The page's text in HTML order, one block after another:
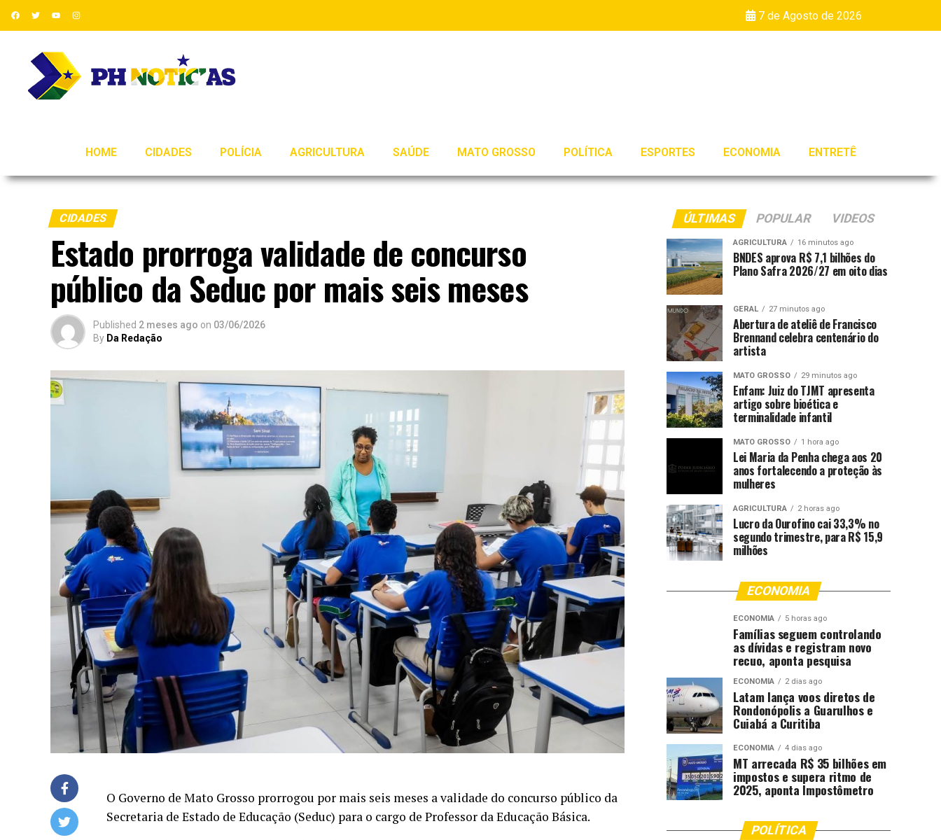
7 de Agosto de 2026
HOME CIDADES POLÍCIA AGRICULTURA SAÚDE MATO GROSSO POLÍTICA ESPORTES ECONOMIA ENTRETÊ
CIDADES
Estado prorroga validade de concurso
público da Seduc por mais seis meses
Published 2 meses ago on 03/06/2026
By Da Redação
O Governo de Mato Grosso prorrogou por mais seis meses a validade do concurso público da
Secretaria de Estado de Educação (Seduc) para o cargo de Professor da Educação Básica.
ÚLTIMAS POPULAR VIDEOS
AGRICULTURA 16 minutos ago
BNDES aprova R$ 7,1 bilhões do
Plano Safra 2026/27 em oito dias
GERAL 27 minutos ago
Abertura de ateliê de Francisco
Brennand celebra centenário do
artista
MATO GROSSO 29 minutos ago
Enfam: Juiz do TJMT apresenta
artigo sobre bioética e
terminalidade infantil
MATO GROSSO 1 hora ago
Lei Maria da Penha chega aos 20
anos fortalecendo a proteção às
mulheres
AGRICULTURA 2 horas ago
Lucro da Ourofino cai 33,3% no
segundo trimestre, para R$ 15,9
milhões
ECONOMIA
ECONOMIA 5 horas ago
Famílias seguem controlando
as dívidas e registram novo
recuo, aponta pesquisa
ECONOMIA 2 dias ago
Latam lança voos diretos de
Rondonópolis a Guarulhos e
Cuiabá a Curitiba
ECONOMIA 4 dias ago
MT arrecada R$ 35 bilhões em
impostos e supera ritmo de
2025, aponta Impostômetro
POLÍTICA